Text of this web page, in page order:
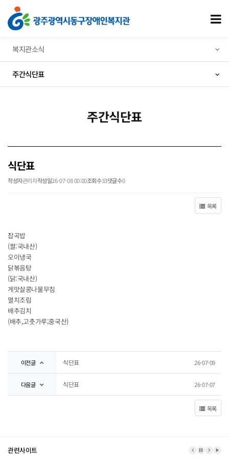
식단표 > 주간식단표
복지관소식
주간식단표
주간식단표
식단표
작성자관리자작성일26-07-08 00:00조회수33댓글수0
목록
잡곡밥
(쌀:국내산)
오이냉국
닭볶음탕
(닭:국내산)
게맛살콩나물무침
멸치조림
배추김치
(배추,고춧가루;중국산)
이전글 식단표 26-07-09
다음글 식단표 26-07-07
목록
관련사이트 이전 배너
배너 정지
다음배